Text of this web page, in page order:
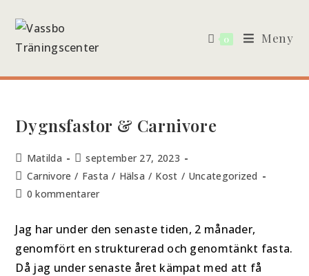
0 Meny
Dygnsfastor & Carnivore
Matilda
september 27, 2023
Carnivore / Fasta / Hälsa / Kost / Uncategorized
0 kommentarer
Jag har under den senaste tiden, 2 månader,
genomfört en strukturerad och genomtänkt fasta.
Då jag under senaste året kämpat med att få